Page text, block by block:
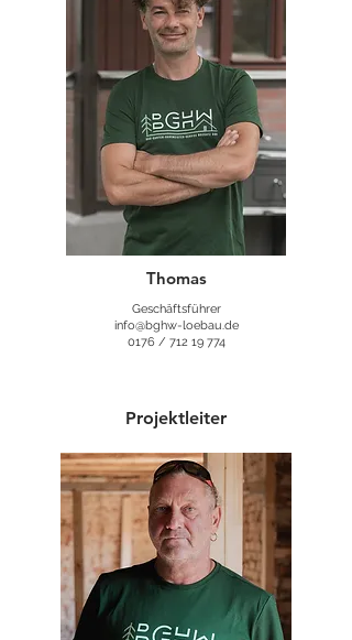
Thomas
Geschäftsführer
info@bghw-loebau.de
0176 / 712 19 774
Projektleiter